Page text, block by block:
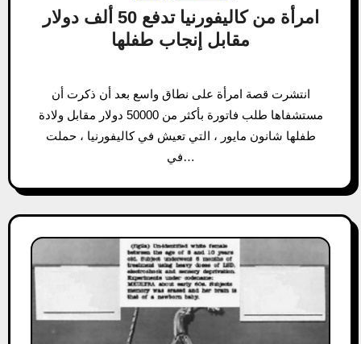
امرأة من كاليفورنيا تدفع 50 ألف دولار
مقابل إنجاب طفلها
انتشرت قصة امرأة على نطاق واسع بعد أن ذكرت أن
مستشفاها طلب فاتورة بأكثر من 50000 دولار مقابل ولادة
طفلها شانون مايور ، التي تعيش في كاليفورنيا ، حملت
في…